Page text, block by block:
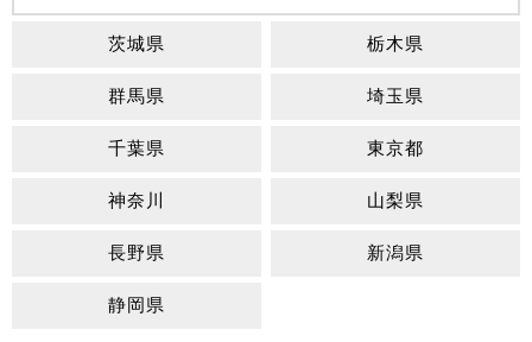
茨城県 栃木県
群馬県 埼玉県
千葉県 東京都
神奈川 山梨県
長野県 新潟県
静岡県